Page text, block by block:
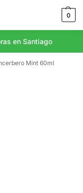
0
en Santiago
Mint 60ml